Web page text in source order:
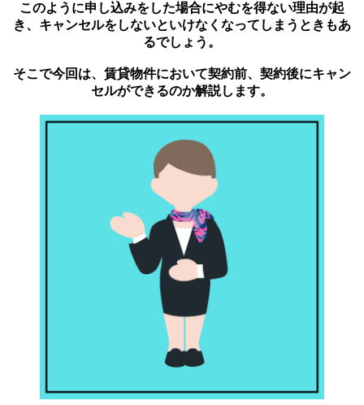
このように申し込みをした場合にやむを得ない理由が起
き、キャンセルをしないといけなくなってしまうときもあ
るでしょう。
そこで今回は、賃貸物件において契約前、契約後にキャン
セルができるのか解説します。